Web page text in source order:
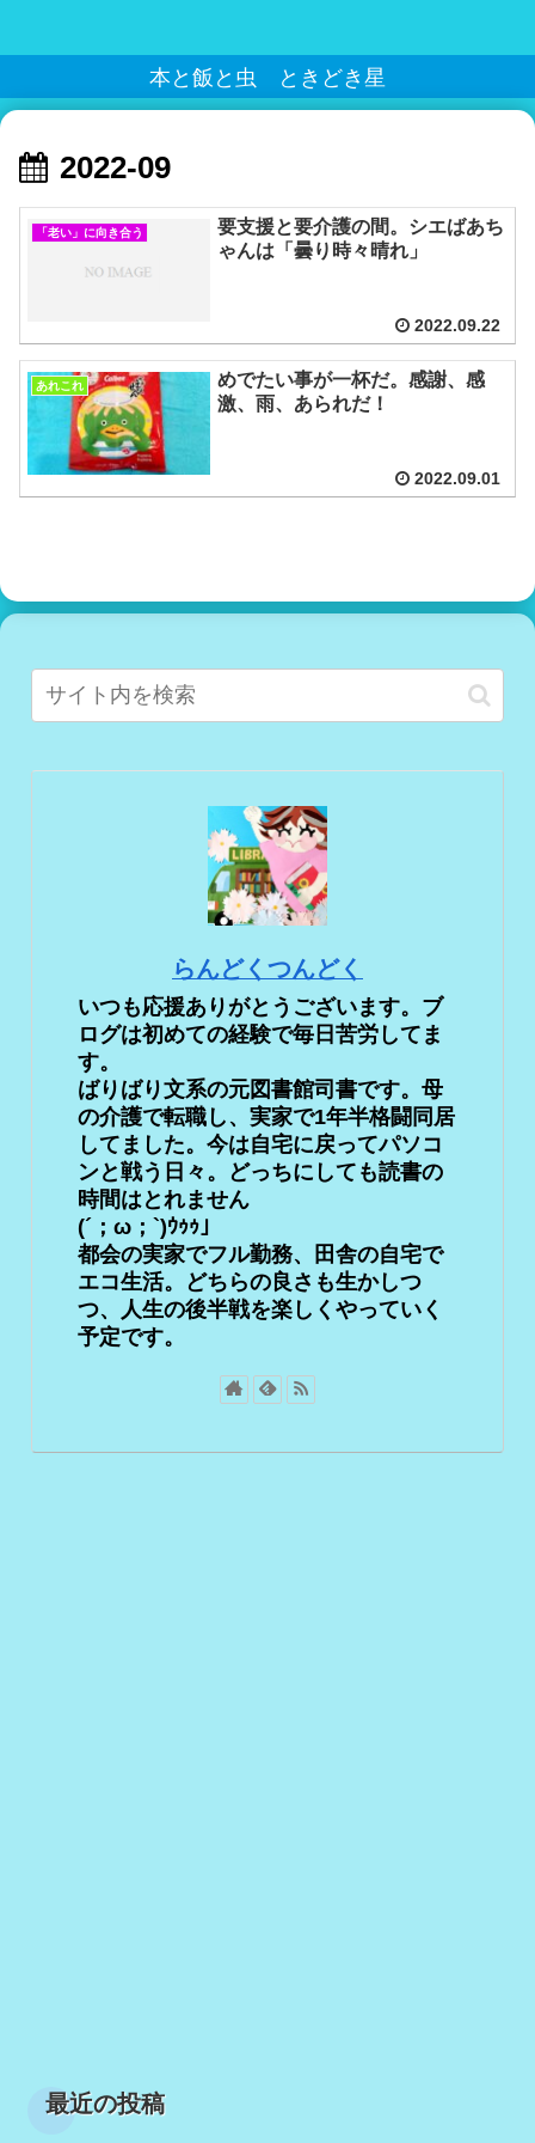
本と飯と虫 ときどき星
2022-09
「老い」に向き合う
要支援と要介護の間。シエばあち
ゃんは「曇り時々晴れ」
2022.09.22
あれこれ
めでたい事が一杯だ。感謝、感
激、雨、あられだ！
2022.09.01
らんどくつんどく
いつも応援ありがとうございます。ブ
ログは初めての経験で毎日苦労してま
す。
ばりばり文系の元図書館司書です。母
の介護で転職し、実家で1年半格闘同居
してました。今は自宅に戻ってパソコ
ンと戦う日々。どっちにしても読書の
時間はとれません
(´；ω；`)ｳｩｩ」
都会の実家でフル勤務、田舎の自宅で
エコ生活。どちらの良さも生かしつ
つ、人生の後半戦を楽しくやっていく
予定です。
最近の投稿